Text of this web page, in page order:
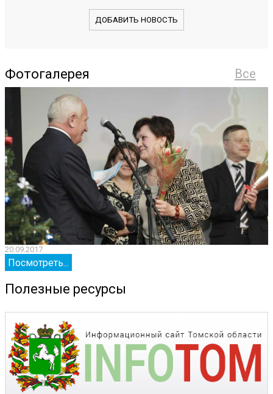
ДОБАВИТЬ НОВОСТЬ
Все
Фотогалерея
20.09.2017
Посмотреть...
Полезные ресурсы